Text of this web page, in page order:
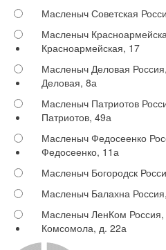
Масленыч Советская
Масленыч
Красноармейская, 17
Масленыч Деловая
Деловая, 8а
Масленыч Патриотов
Патриотов, 49а
Масленыч Федосеенко
Федосеенко, 11а
Масленыч Богородск
Масленыч Балахна
Масленыч ЛенКом
Комсомола, д. 22а